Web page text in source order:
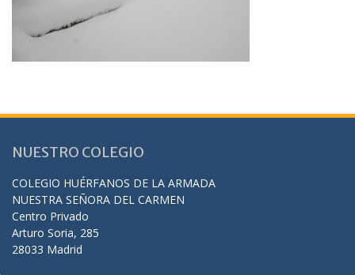
NUESTRO COLEGIO
COLEGIO HUÉRFANOS DE LA ARMADA
NUESTRA SEÑORA DEL CARMEN
Centro Privado
Arturo Soria, 285
28033 Madrid